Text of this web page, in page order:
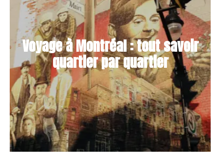
Voyage à Montréal : tout savoir
quartier par quartier